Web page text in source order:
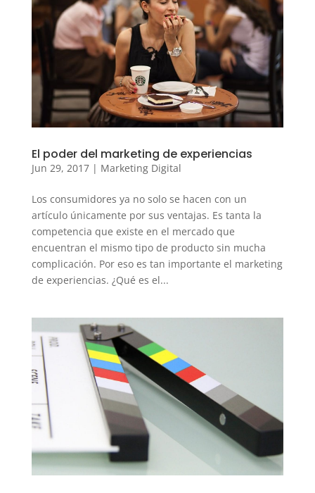
El poder del marketing de experiencias
Jun 29, 2017| Marketing Digital
Los consumidores ya no solo se hacen con un
artículo únicamente por sus ventajas. Es tanta la
competencia que existe en el mercado que
encuentran el mismo tipo de producto sin mucha
complicación. Por eso es tan importante el marketing
de experiencias. ¿Qué es el...